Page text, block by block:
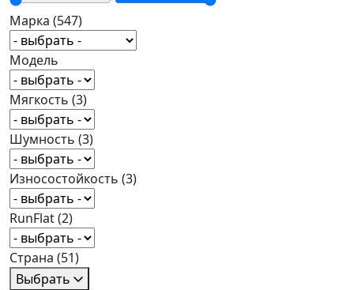
Марка (547)
Модель
Мягкость (3)
Шумность (3)
Износостойкость (3)
RunFlat(2)
Страна (51)
Выбрать